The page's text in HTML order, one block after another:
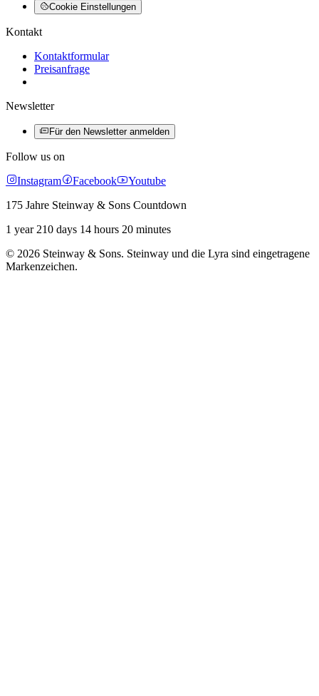
Cookie Einstellungen
Kontakt
Kontaktformular
Preisanfrage
Newsletter
Für den Newsletter anmelden
Follow us on
Instagram
Facebook
Youtube
175 Jahre Steinway & Sons Countdown
1 year 210 days 14 hours 20 minutes
© 2026 Steinway & Sons. Steinway und die Lyra sind eingetragene
Markenzeichen.